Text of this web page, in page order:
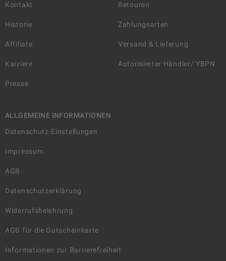
Kontakt
Historie
Affiliate
Karriere
Presse
Retouren
Zahlungsarten
Versand & Lieferung
Autorisierter Händler/ YBPN
ALLGEMEINE INFORMATIONEN
Datenschutz-Einstellungen
Impressum
AGB
Datenschutzerklärung
Widerrufsbelehrung
AGB für die Gutscheinkarte
Informationen zur Barrierefreiheit